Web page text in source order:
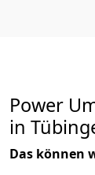
Power
in
Das können